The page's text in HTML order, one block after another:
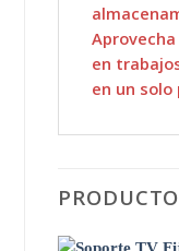
en
en un